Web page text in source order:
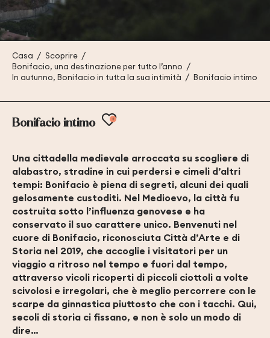
Casa
Scoprire
Bonifacio, una destinazione per tutto l’anno
In autunno, Bonifacio in tutta la sua intimità
Bonifacio intimo
Bonifacio intimo Ajouter aux favoris
Una cittadella medievale arroccata su scogliere di
alabastro, stradine in cui perdersi e cimeli d’altri
tempi: Bonifacio è piena di segreti, alcuni dei quali
gelosamente custoditi. Nel Medioevo, la città fu
costruita sotto l’influenza genovese e ha
conservato il suo carattere unico. Benvenuti nel
cuore di Bonifacio, riconosciuta Città d’Arte e di
Storia nel 2019, che accoglie i visitatori per un
viaggio a ritroso nel tempo e fuori dal tempo,
attraverso vicoli ricoperti di piccoli ciottoli a volte
scivolosi e irregolari, che è meglio percorrere con le
scarpe da ginnastica piuttosto che con i tacchi. Qui,
secoli di storia ci fissano, e non è solo un modo di
dire…